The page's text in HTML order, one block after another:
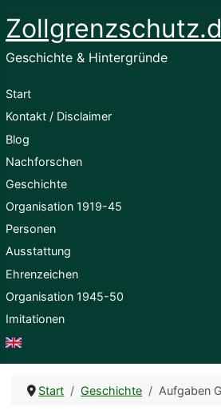
Geschichte & Hintergründe
Start
Kontakt / Disclaimer
Blog
Nachforschen
Geschichte
Organisation 1919-45
Personen
Ausstattung
Ehrenzeichen
Organisation 1945-50
Imitationen
English
Start Geschichte Aufgaben